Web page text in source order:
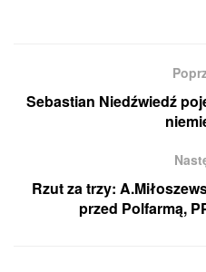
Sebastian Niedźwiedź
Rzut za trzy:
przed Polfarmą,